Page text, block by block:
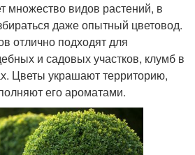
множество видов растений, в
даже опытный цветовод.
отлично подходят для
и садовых участков, клумб в
Цветы украшают территорию,
его ароматами.